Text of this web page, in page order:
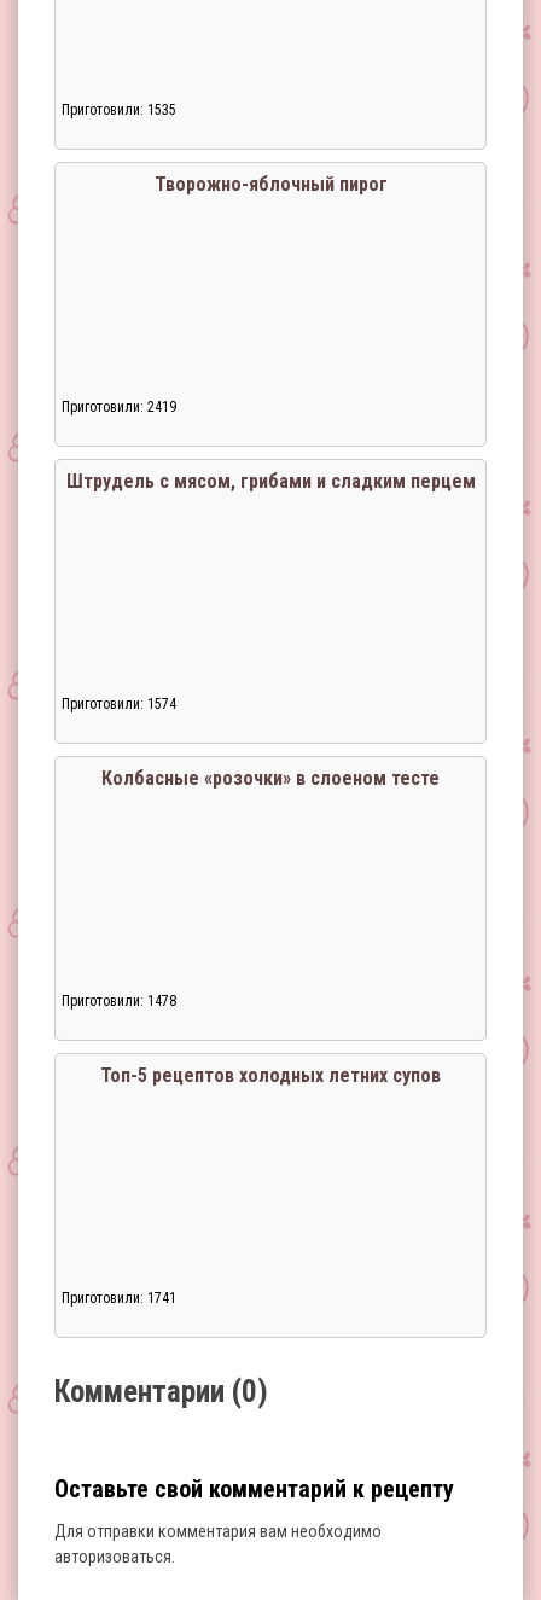
Приготовили: 1535
Творожно-яблочный пирог
Приготовили: 2419
Штрудель с мясом, грибами и сладким перцем
Приготовили: 1574
Колбасные «розочки» в слоеном тесте
Приготовили: 1478
Топ-5 рецептов холодных летних супов
Приготовили: 1741
Комментарии (0)
Оставьте свой комментарий к рецепту
Для отправки комментария вам необходимо
авторизоваться